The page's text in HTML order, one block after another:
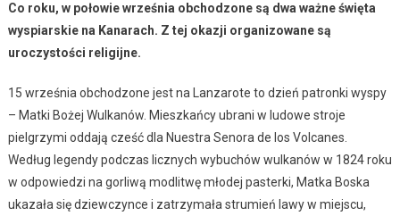
Co roku, w połowie września obchodzone są dwa ważne święta
wyspiarskie na Kanarach. Z tej okazji organizowane są
uroczystości religijne.
15 września obchodzone jest na Lanzarote to dzień patronki wyspy
– Matki Bożej Wulkanów. Mieszkańcy ubrani w ludowe stroje
pielgrzymi oddają cześć dla Nuestra Senora de los Volcanes.
Według legendy podczas licznych wybuchów wulkanów w 1824 roku
w odpowiedzi na gorliwą modlitwę młodej pasterki, Matka Boska
ukazała się dziewczynce i zatrzymała strumień lawy w miejscu,